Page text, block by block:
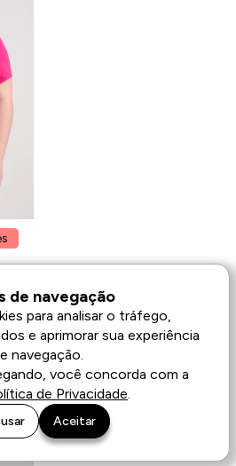
de navegação
para analisar o tráfego,
e aprimorar sua experiência
navegação.
você concorda com a
de Privacidade.
Aceitar